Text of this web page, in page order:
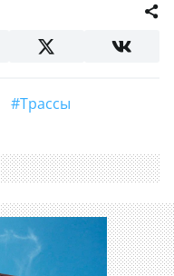
#трассы